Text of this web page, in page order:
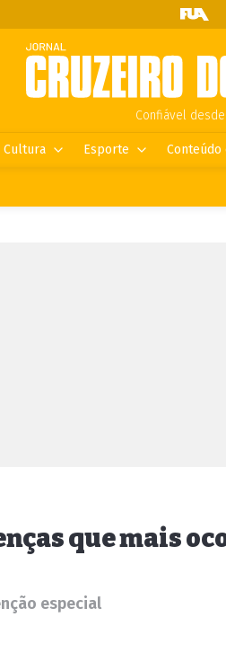
Confiável desde
Cultura Esporte Conteúdo
que mais
especial